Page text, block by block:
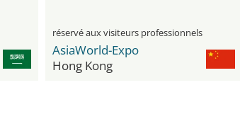
réservé aux visiteurs professionnels
AsiaWorld-Expo
Hong Kong